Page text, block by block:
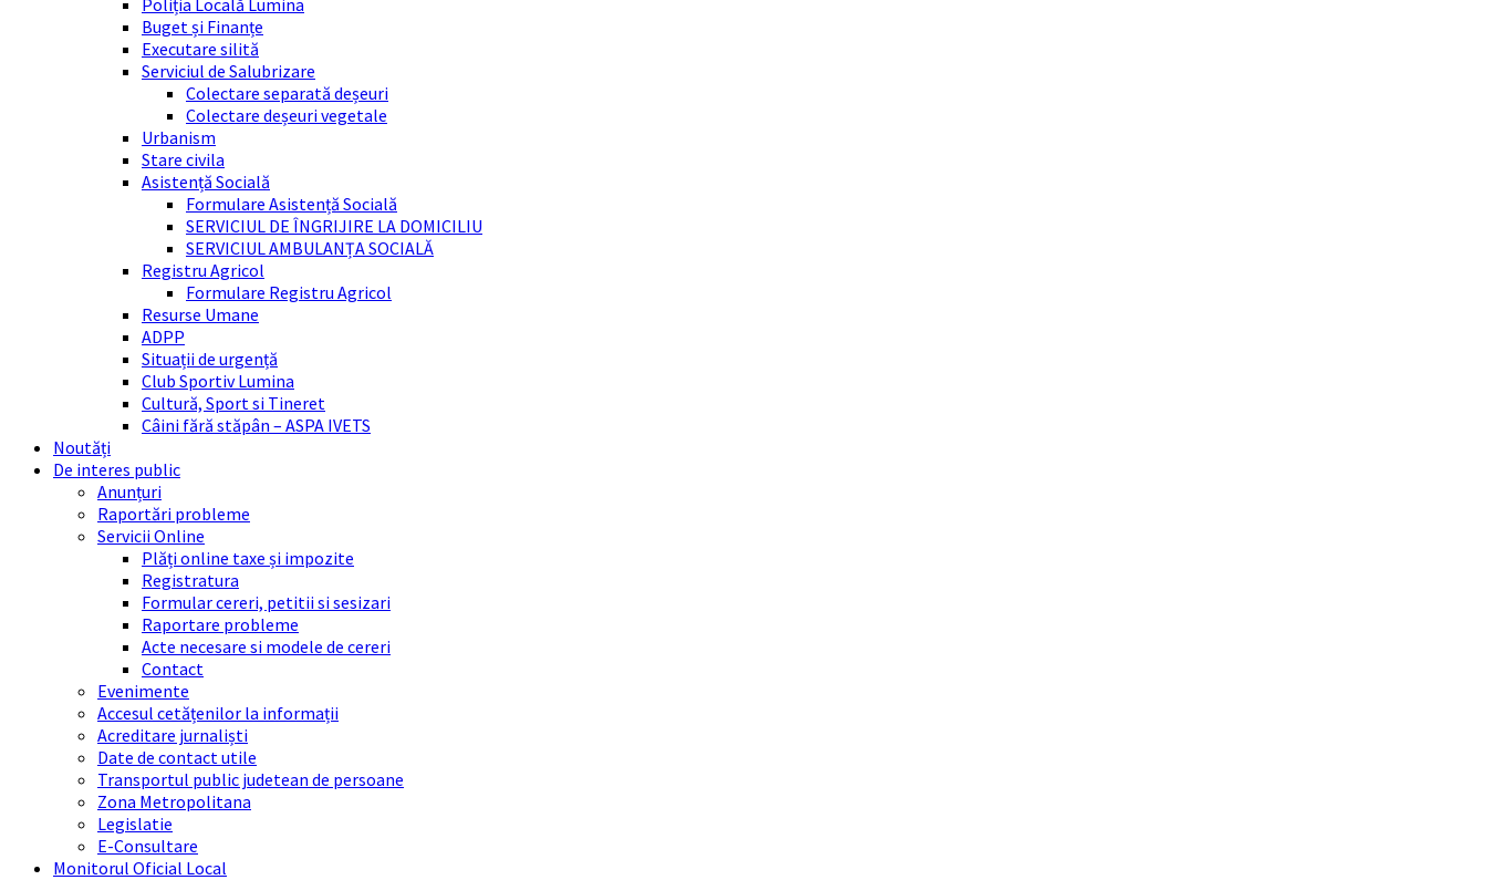
Poliția Locală Lumina
Buget și Finanțe
Executare silită
Serviciul de Salubrizare
Colectare separată deșeuri
Colectare deșeuri vegetale
Urbanism
Stare civila
Asistență Socială
Formulare Asistență Socială
SERVICIUL DE ÎNGRIJIRE LA DOMICILIU
SERVICIUL AMBULANȚA SOCIALĂ
Registru Agricol
Formulare Registru Agricol
Resurse Umane
ADPP
Situații de urgență
Club Sportiv Lumina
Cultură, Sport si Tineret
Câini fără stăpân – ASPA IVETS
Noutăți
De interes public
Anunțuri
Raportări probleme
Servicii Online
Plăți online taxe și impozite
Registratura
Formular cereri, petitii si sesizari
Raportare probleme
Acte necesare si modele de cereri
Contact
Evenimente
Accesul cetățenilor la informații
Acreditare jurnaliști
Date de contact utile
Transportul public judetean de persoane
Zona Metropolitana
Legislatie
E-Consultare
Monitorul Oficial Local